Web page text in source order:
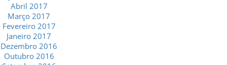
Abril 2017
Março 2017
Fevereiro 2017
Janeiro 2017
Dezembro 2016
Outubro 2016